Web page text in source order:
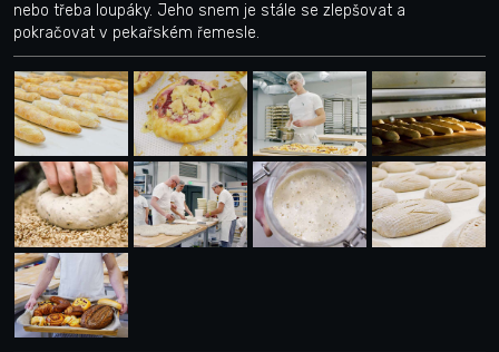
nebo třeba loupáky. Jeho snem je stále se zlepšovat a
pokračovat v pekařském řemesle.